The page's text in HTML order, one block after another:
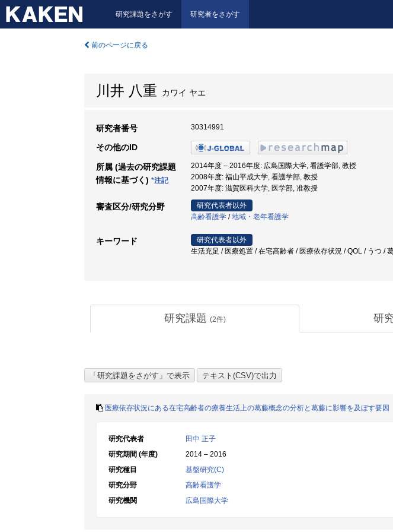
研究課題をさがす 研究者をさがす
前のページに戻る
川井 八重 カワイ ヤエ
研究者番号 30314991
その他のID
所属 (過去の研究課題
情報に基づく) *注記
2014年度 – 2016年度: 広島国際大学, 看護学部, 教授
2008年度: 福山平成大学, 看護学部, 教授
2007年度: 滋賀医科大学, 医学部, 准教授
審査区分/研究分野
研究代表者以外
高齢看護学 /地域・老年看護学
キーワード
研究代表者以外
生活充足 / 医療処置 / 在宅高齢者 / 医療依存状況 / QOL / うつ /
研究課題 (2件) 研
医療依存状況にある在宅高齢者の療養生活上の葛藤概念の分析と葛藤に影響を及ぼす要因
研究代表者
田中 正子
研究期間 (年度)
2014 – 2016
研究種目
基盤研究(C)
研究分野
高齢看護学
研究機関
広島国際大学